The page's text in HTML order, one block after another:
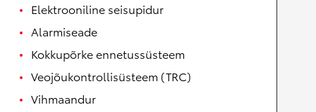
Elektrooniline seisupidur
Alarmiseade
Kokkupõrke ennetussüsteem
Veojõukontrollisüsteem (TRC)
Vihmaandur